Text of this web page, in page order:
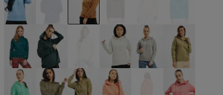
blau blau braun grün grün
grün grün grün grau khaki